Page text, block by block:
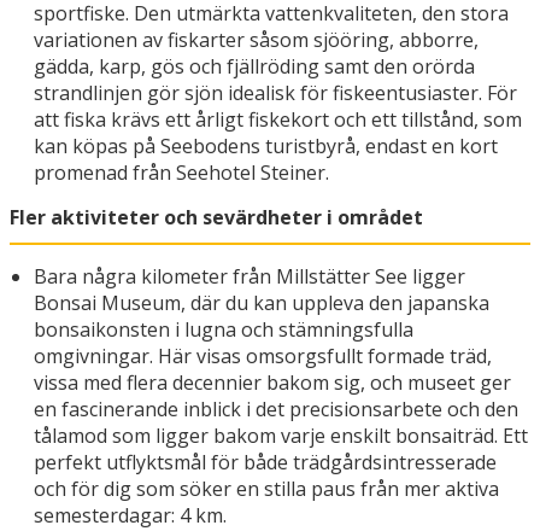
sportfiske. Den utmärkta vattenkvaliteten, den stora
variationen av fiskarter såsom sjööring, abborre,
gädda, karp, gös och fjällröding samt den orörda
strandlinjen gör sjön idealisk för fiskeentusiaster. För
att fiska krävs ett årligt fiskekort och ett tillstånd, som
kan köpas på Seebodens turistbyrå, endast en kort
promenad från Seehotel Steiner.
Fler aktiviteter och sevärdheter i området
Bara några kilometer från Millstätter See ligger
Bonsai Museum, där du kan uppleva den japanska
bonsaikonsten i lugna och stämningsfulla
omgivningar. Här visas omsorgsfullt formade träd,
vissa med flera decennier bakom sig, och museet ger
en fascinerande inblick i det precisionsarbete och den
tålamod som ligger bakom varje enskilt bonsaiträd. Ett
perfekt utflyktsmål för både trädgårdsintresserade
och för dig som söker en stilla paus från mer aktiva
semesterdagar: 4 km.